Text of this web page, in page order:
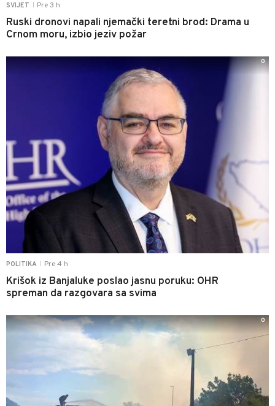
SVIJET Pre 3 h
Ruski dronovi napali njemački teretni brod: Drama u
Crnom moru, izbio jeziv požar
POLITIKA Pre 4 h
Krišok iz Banjaluke poslao jasnu poruku: OHR
spreman da razgovara sa svima
0
0